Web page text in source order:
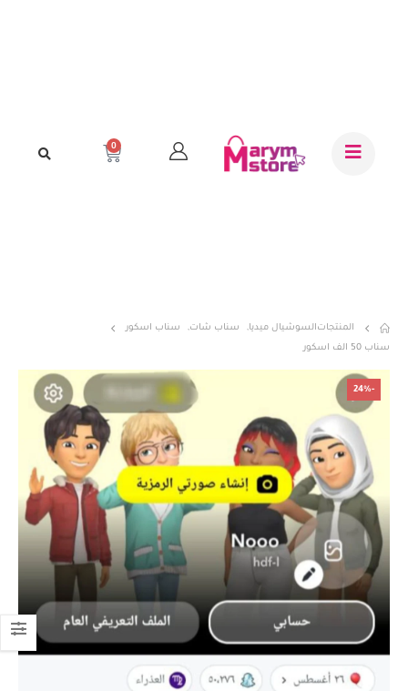
0
المنتجاتالسوشيال ميديا, سناب شات,
سناب اسكور
سناب 50 الف اسكور
-24%